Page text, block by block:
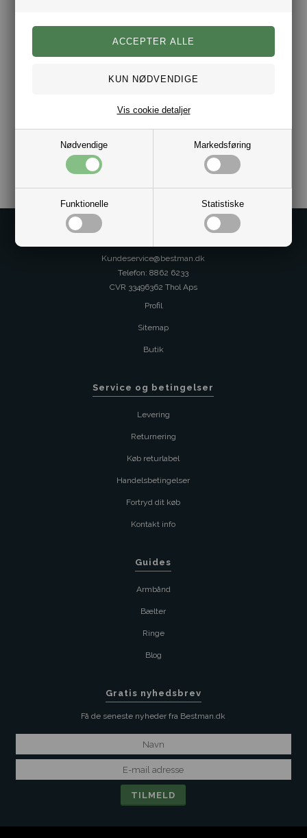
Nødvendige Markedsføring
Funktionelle Statistiske
Vis cookie detaljer
Rum i midten
Hurtig Levering.
10031791
Kundeservice@bestman.dk
Telefon: 8862 6233
CVR 33496362 Thol Aps
Profil
Sitemap
Butik
Service og betingelser
Levering
Returnering
Køb returlabel
Handelsbetingelser
Fortryd dit køb
Kontakt info
Guides
Armbånd
Bælter
Ringe
Blog
Gratis nyhedsbrev
Få de seneste nyheder fra Bestman.dk